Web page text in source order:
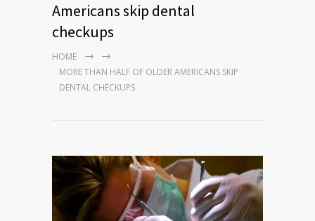
Americans skip dental
checkups
HOME
MORE THAN HALF OF OLDER AMERICANS SKIP
DENTAL CHECKUPS